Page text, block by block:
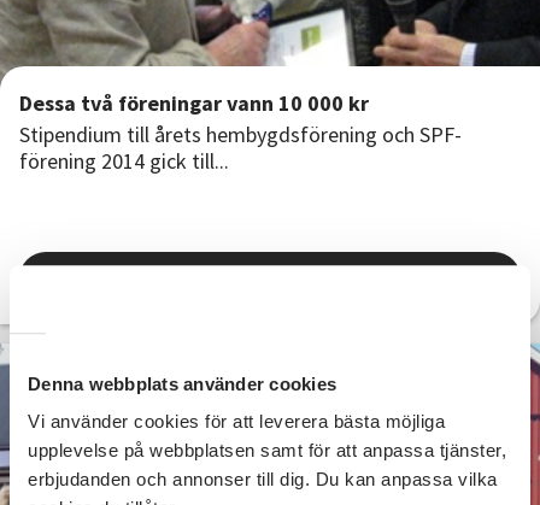
Denna webbplats använder cookies
Vi använder cookies för att leverera bästa möjliga
upplevelse på webbplatsen samt för att anpassa tjänster,
erbjudanden och annonser till dig. Du kan anpassa vilka
Dessa två föreningar vann 10 000 kr
Stipendium till årets hembygdsförening och SPF-
förening 2014 gick till...
2015-05-11